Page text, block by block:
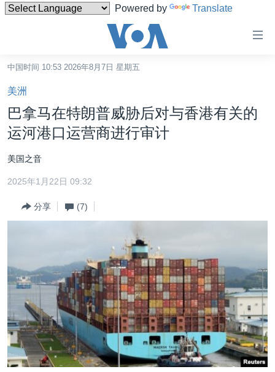
Powered by Translate
碍
链
接
跳
转
内
容
到
跳
转
索
中国
最新国际新闻
欧洲
非洲
美洲
全球议题
分类新闻
科教·文娱·体健
军事
劳工
环境
白宫要闻
国会报道
美中关系
美国建国250周年
埃博拉疫情
VOA视频
VOA今日焦点
中文广播
关注我们
中国时间 10:53 2026年8月7日 星期五
美洲
巴拿马在特朗普威胁后对与香港有关的
运河港口运营商进行审计
美国之音
2025年1月22日 09:32
分享 (7)